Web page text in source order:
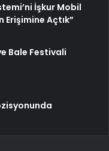
İşkur Mobil
Erişimine Açtık”
Bale Festivali